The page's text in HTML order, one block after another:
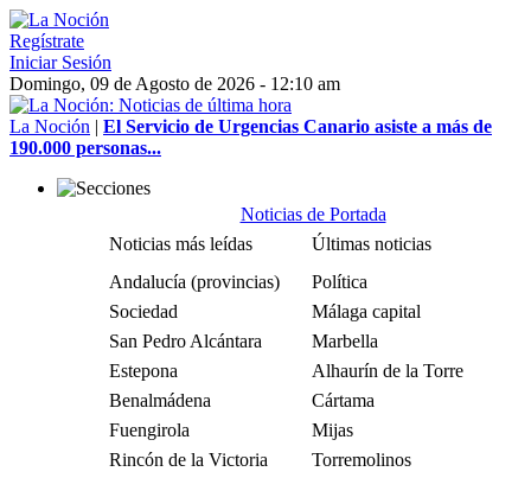
Regístrate
Iniciar Sesión
Domingo, 09 de Agosto de 2026 - 12:10 am
La Noción | El Servicio de Urgencias Canario asiste a más de
190.000 personas...
Noticias de Portada
Noticias más leídas
Últimas noticias
Andalucía (provincias)
Política
Sociedad
Málaga capital
San Pedro Alcántara
Marbella
Estepona
Alhaurín de la Torre
Benalmádena
Cártama
Fuengirola
Mijas
Rincón de la Victoria
Torremolinos